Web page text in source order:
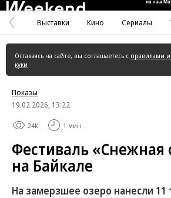
Предыдущая
страница
Выставки Кино Сериалы
Оставаясь на сайте, вы соглашаетесь с правилами
куки
Показы
19.02.2026, 13:22
24K 1 мин.
Фестиваль «Снежная
на Байкале
На замерзшее озеро нанесли 11